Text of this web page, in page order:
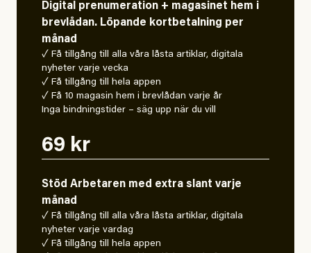
Digital prenumeration + magasinet hem i
brevlådan. Löpande kortbetalning per
månad
✓ Få tillgång till alla våra låsta artiklar, digitala
nyheter varje vecka
✓ Få tillgång till hela appen
✓ Få 10 magasin hem i brevlådan varje år
Inga bindningstider – säg upp när du vill
69 kr
Stöd Arbetaren med extra slant varje
månad
✓ Få tillgång till alla våra låsta artiklar, digitala
nyheter varje vardag
✓ Få tillgång till hela appen